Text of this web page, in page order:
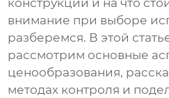
конструкций и на что
внимание при выборе
разберемся. В этой
рассмотрим основные
ценообразования,
методах контроля и